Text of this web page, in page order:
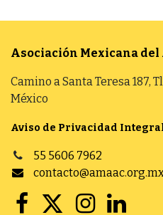
Asociación Mexicana
Camino a Santa Teresa 187,
México
Aviso de Privacidad
55 5606 7962